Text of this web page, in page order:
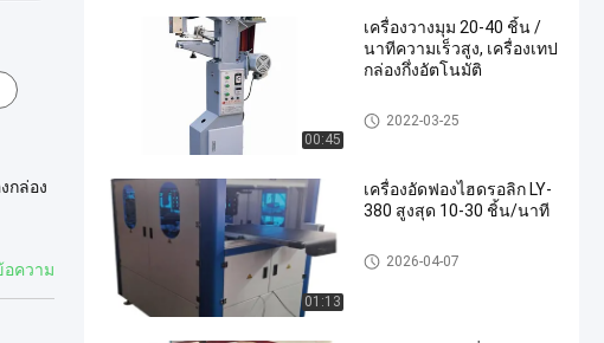
กล่อง
อความ
00:45
เครื่องวางมุม 20-40 ชิ้น /
นาทีความเร็วสูง, เครื่องเทป
กล่องกึ่งอัตโนมัติ
Box Corner Pasting Machine
2022-03-25
01:13
เครื่องอัดฟองไฮดรอลิก LY-
380 สูงสุด 10-30 ชิ้น/นาที
Box Bubble Pressing Machine
2026-04-07